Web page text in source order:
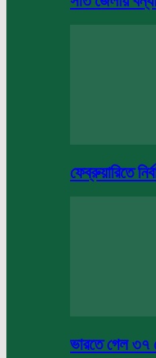
ফেব্রুয়ারিতে
ভারতে গেল ৩৭